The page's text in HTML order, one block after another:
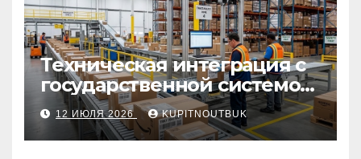
Техническая интеграция с
государственной системой
«Честный знак
12 ИЮЛЯ 2026 KUPITNOUTBUK